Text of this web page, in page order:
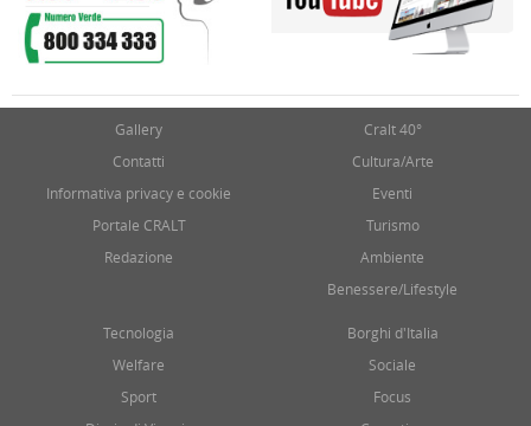
Gallery
Contatti
Informativa privacy e cookie
Portale CRALT
Redazione
Cralt 40°
Cultura/Arte
Eventi
Turismo
Ambiente
Benessere/Lifestyle
Tecnologia
Welfare
Sport
Borghi d'Italia
Sociale
Focus